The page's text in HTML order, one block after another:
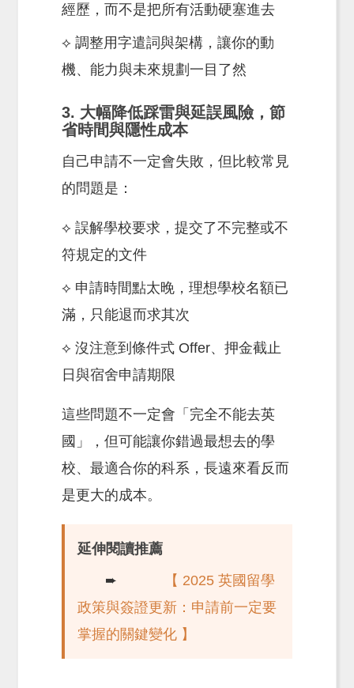
經歷，而不是把所有活動硬塞進去
⟡ 調整用字遣詞與架構，讓你的動
機、能力與未來規劃一目了然
3. 大幅降低踩雷與延誤風險，節
省時間與隱性成本
自己申請不一定會失敗，但比較常見
的問題是：
⟡ 誤解學校要求，提交了不完整或不
符規定的文件
⟡ 申請時間點太晚，理想學校名額已
滿，只能退而求其次
⟡ 沒注意到條件式 Offer、押金截止
日與宿舍申請期限
這些問題不一定會「完全不能去英
國」，但可能讓你錯過最想去的學
校、最適合你的科系，長遠來看反而
是更大的成本。
延伸閱讀推薦
➨ 【 2025 英國留學
政策與簽證更新：申請前一定要
掌握的關鍵變化 】